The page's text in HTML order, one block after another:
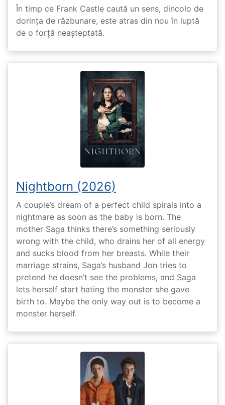
În timp ce Frank Castle caută un sens, dincolo de
dorința de răzbunare, este atras din nou în luptă
de o forță neașteptată.
Nightborn (2026)
A couple’s dream of a perfect child spirals into a
nightmare as soon as the baby is born. The
mother Saga thinks there’s something seriously
wrong with the child, who drains her of all energy
and sucks blood from her breasts. While their
marriage strains, Saga’s husband Jon tries to
pretend he doesn’t see the problems, and Saga
lets herself start hating the monster she gave
birth to. Maybe the only way out is to become a
monster herself.